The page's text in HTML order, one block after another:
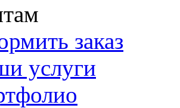
заказ
услуги